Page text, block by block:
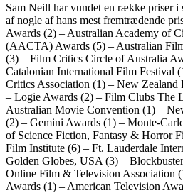
Sam Neill har vundet en række priser i
af nogle af hans mest fremtrædende
Awards (2) – Australian Academy of
(AACTA) Awards (5) – Australian
(3) – Film Critics Circle of Australia
Catalonian International Film Festival
Critics Association (1) – New
– Logie Awards (2) – Film Clubs The
Australian Movie Convention (1) –
(2) – Gemini Awards (1) – Monte-
of Science Fiction, Fantasy & Horror
Film Institute (6) – Ft. Lauderdale
Golden Globes, USA (3) –
Online Film & Television Association
Awards (1) – American Television